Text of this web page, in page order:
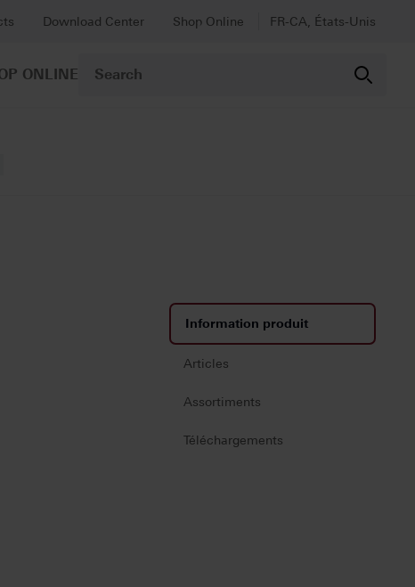
Download Center Shop Online FR-CA, États-Unis
ONLINE
Information produit
Articles
Assortiments
Téléchargements